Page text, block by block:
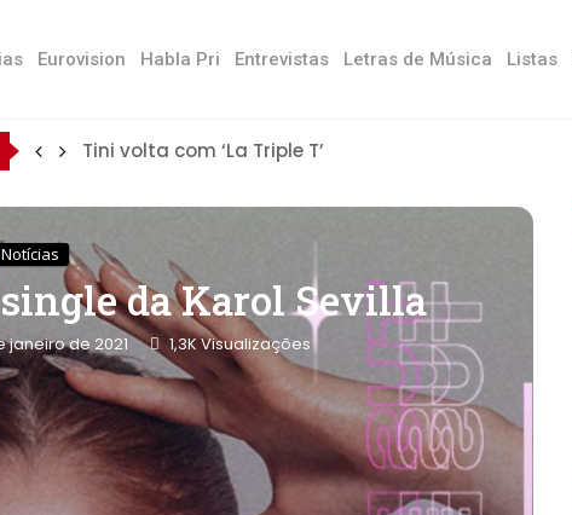
Eurovision Habla Pri Entrevistas Letras de Música Listas
Tini volta com ‘La Triple T’
Notícias
da Karol Sevilla
janeiro de 2021 1,3KVisualizações